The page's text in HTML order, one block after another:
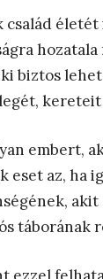
család
biztos
embert,
eset az, ha
táborának